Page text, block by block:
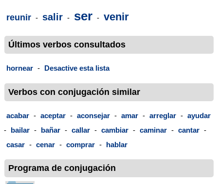
reunir - salir - ser - venir
Últimos verbos consultados
hornear - Desactive esta lista
Verbos con conjugación similar
acabar - aceptar - aconsejar - amar - arreglar - ayudar
- bailar - bañar - callar - cambiar - caminar - cantar -
casar - cenar - comprar - hablar
Programa de conjugación